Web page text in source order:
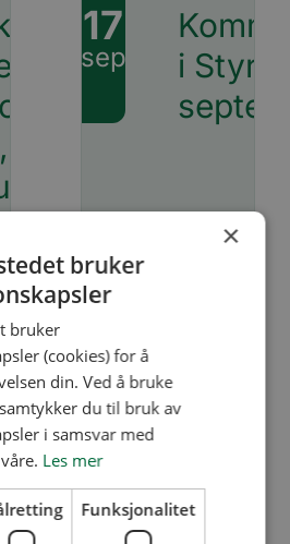
17
sep
i
18:00 -
01
okt
1.
×
bruker
bruker
(cookies) for å
din. Ved å bruke
du til bruk av
i samsvar med
Les mer
Funksjonalitet